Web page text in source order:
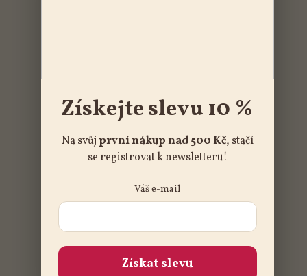
Získejte slevu 10 %
Na svůj první nákup nad 500 Kč, stačí
se registrovat k newsletteru!
Váš e-mail
Získat slevu